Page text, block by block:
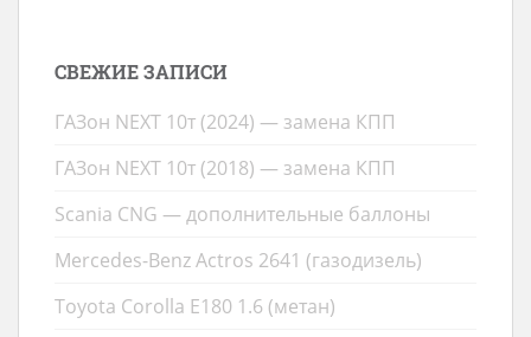
СВЕЖИЕ ЗАПИСИ
ГАЗон NEXT 10т (2024) — замена КПП
ГАЗон NEXT 10т (2018) — замена КПП
Scania CNG — дополнительные баллоны
Mercedes-Benz Actros 2641 (газодизель)
Toyota Corolla E180 1.6 (метан)